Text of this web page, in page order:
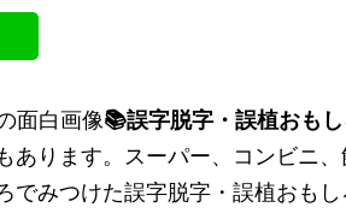
面白画像📚誤字脱字・誤植おも
あります。スーパー、コンビニ
でみつけた誤字脱字・誤植おも